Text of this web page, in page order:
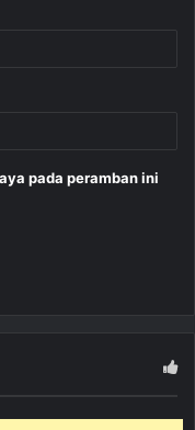
pada peramban ini